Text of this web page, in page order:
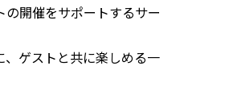
開催をサポートするサー
ゲストと共に楽しめる一